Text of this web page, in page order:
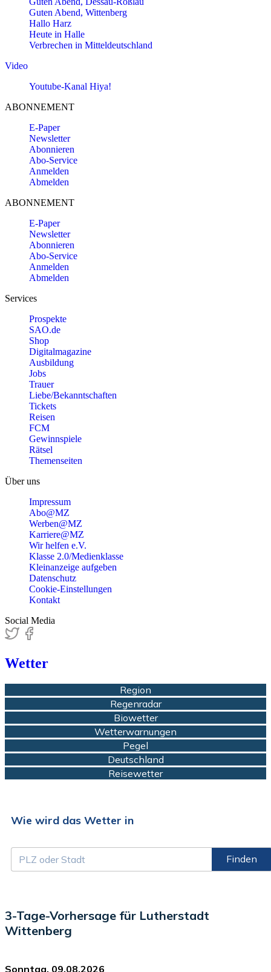
Guten Abend, Wittenberg
Hallo Harz
Heute in Halle
Verbrechen in Mitteldeutschland
Video
Youtube-Kanal Hiya!
ABONNEMENT
E-Paper
Newsletter
Abonnieren
Abo-Service
Anmelden
Abmelden
ABONNEMENT
E-Paper
Newsletter
Abonnieren
Abo-Service
Anmelden
Abmelden
Services
Prospekte
SAO.de
Shop
Digitalmagazine
Ausbildung
Jobs
Trauer
Liebe/Bekanntschaften
Tickets
Reisen
FCM
Gewinnspiele
Rätsel
Themenseiten
Über uns
Impressum
Abo@MZ
Werben@MZ
Karriere@MZ
Wir helfen e.V.
Klasse 2.0/Medienklasse
Kleinanzeige aufgeben
Datenschutz
Cookie-Einstellungen
Kontakt
Social Media
Wetter
Region
Regenradar
Biowetter
Wetterwarnungen
Pegel
Deutschland
Reisewetter
Wie wird das Wetter in
Finden
3-Tage-Vorhersage für Lutherstadt
Wittenberg
Sonntag, 09.08.2026